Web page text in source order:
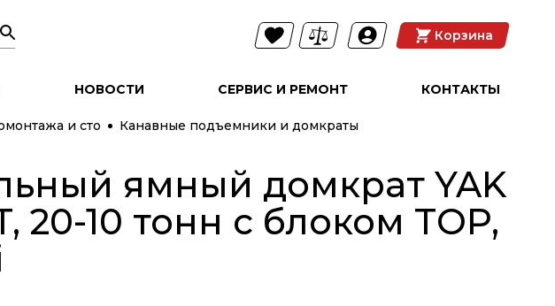
Корзина
НОВОСТИ СЕРВИС И РЕМОНТ КОНТАКТЫ
и сто Канавные подъемники и домкраты
ямный домкрат YAK
20-10 тонн с блоком TOP,